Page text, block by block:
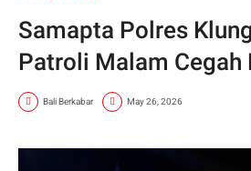
Samapta Polres
Patroli Malam
Bali Berkabar May 26, 2026